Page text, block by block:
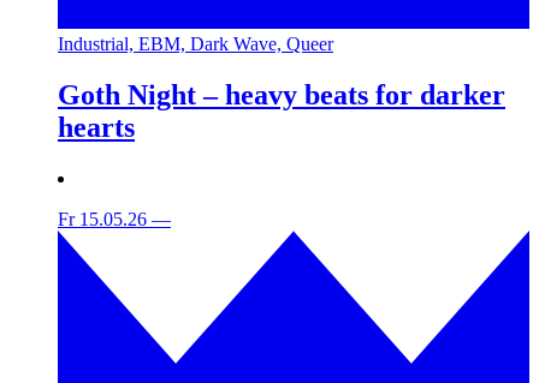
Industrial, EBM, Dark Wave, Queer
Goth Night – heavy beats for darker
hearts
Fr 15.05.26 —